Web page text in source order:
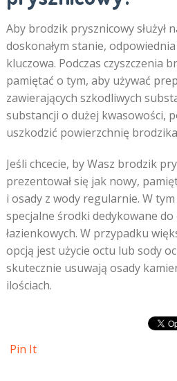
Aby brodzik prysznicowy służył
doskonałym stanie,
kluczowa. Podczas czyszczenia
pamiętać o tym, aby używać
zawierających szkodliwych
substancji o dużej kwasowości,
uszkodzić powierzchnię
Jeśli chcecie, by Wasz brodzik
prezentował się jak nowy,
i osady z wody regularnie. W
specjalne środki dedykowane
łazienkowych. W przypadku
opcją jest użycie octu lub sody
skutecznie usuwają osady
ilościach.
Pin It